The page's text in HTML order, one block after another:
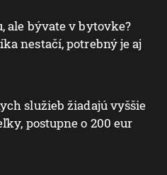
ale bývate v bytovke?
nestačí, potrebný je aj
služieb žiadajú vyššie
postupne o 200 eur